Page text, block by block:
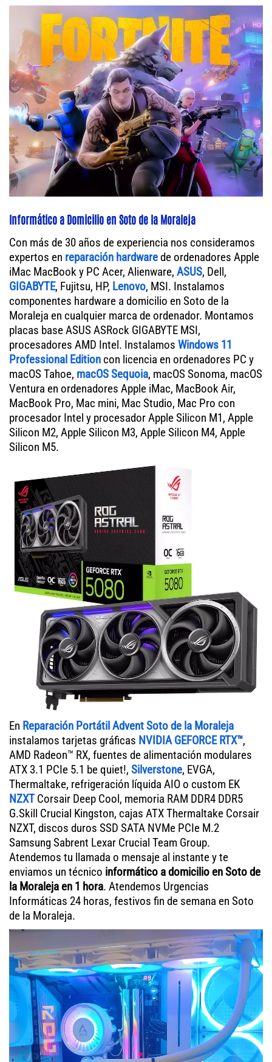
Informático a Domicilio en Soto de la Moraleja
Con más de 30 años de experiencia nos consideramos
expertos en reparación hardwarede ordenadores Apple
iMac MacBook y PC Acer, Alienware, ASUS, Dell,
GIGABYTE, Fujitsu, HP, Lenovo, MSI. Instalamos
componentes hardware a domicilio en Soto de la
Moraleja en cualquier marca de ordenador. Montamos
placas base ASUS ASRock GIGABYTE MSI,
procesadores AMD Intel. Instalamos Windows 11
Professional Edition con licencia en ordenadores PC y
macOS Tahoe, macOS Sequoia, macOS Sonoma, macOS
Ventura en ordenadores Apple iMac, MacBook Air,
MacBook Pro, Mac mini, Mac Studio, Mac Pro con
procesador Intel y procesador Apple Silicon M1, Apple
Silicon M2, Apple Silicon M3, Apple Silicon M4, Apple
Silicon M5.
En Reparación Portátil Advent Soto de la Moraleja
instalamos tarjetas gráficas NVIDIA GEFORCE RTX™,
AMD Radeon™ RX, fuentes de alimentación modulares
ATX 3.1 PCIe 5.1 be quiet!, Silverstone, EVGA,
Thermaltake, refrigeración líquida AIO o custom EK
NZXTCorsair Deep Cool, memoria RAM DDR4 DDR5
G.Skill Crucial Kingston, cajas ATX Thermaltake Corsair
NZXT, discos duros SSD SATA NVMe PCIe M.2
Samsung Sabrent Lexar Crucial Team Group.
Atendemos tu llamada o mensaje al instante y te
enviamos un técnico informático a domicilio en Soto de
la Moraleja en 1 hora. Atendemos Urgencias
Informáticas 24 horas, festivos fin de semana en Soto
de la Moraleja.